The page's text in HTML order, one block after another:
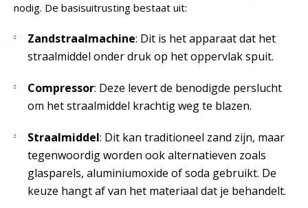
nodig. De basisuitrusting bestaat uit:
Zandstraalmachine: Dit is het apparaat dat het
straalmiddel onder druk op het oppervlak spuit.
Compressor: Deze levert de benodigde perslucht
om het straalmiddel krachtig weg te blazen.
Straalmiddel: Dit kan traditioneel zand zijn, maar
tegenwoordig worden ook alternatieven zoals
glasparels, aluminiumoxide of soda gebruikt. De
keuze hangt af van het materiaal dat je behandelt.